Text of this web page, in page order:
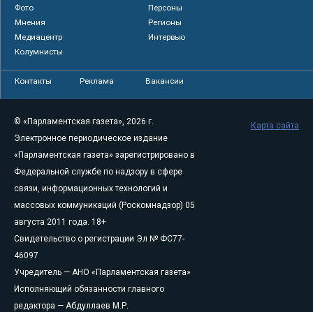
Фото
Персоны
Мнения
Регионы
Медиацентр
Интервью
Колумнисты
Контакты Реклама Вакансии
© «Парламентская газета», 2026 г.
Электронное периодическое издание
«Парламентская газета» зарегистрировано в
Федеральной службе по надзору в сфере
связи, информационных технологий и
массовых коммуникаций (Роскомнадзор) 05
августа 2011 года. 18+
Свидетельство о регистрации Эл № ФС77-
46097
Учредитель — АНО «Парламентская газета»
Исполняющий обязанности главного
редактора — Абдуллаев М.Р.
Карта сайта